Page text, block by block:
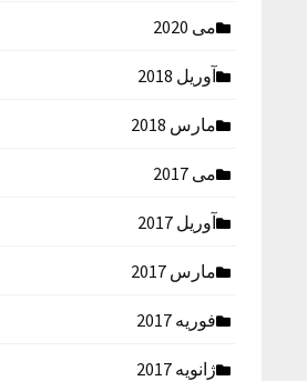
می 2020
آوریل 2018
مارس 2018
می 2017
آوریل 2017
مارس 2017
فوریه 2017
ژانویه 2017